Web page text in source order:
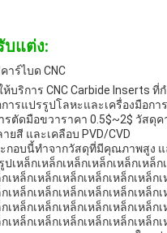
บแต่ง:
าร์ไบด CNC
ห้บริการ CNC Carbide Inserts
การแปรรูปโลหะและเครื่องมือกา
รตัดมือขวาราคา 0.5$~2$ วัสดุ
ายสี และเคลือบ PVD/CVD
กอบนี้ทําจากวัสดุที่มีคุณภาพสูง แ
ปเหล็กเหล็กเหล็กเหล็กเหล็กเหล็ก
เหล็กเหล็กเหล็กเหล็กเหล็กเหล็ก
เหล็กเหล็กเหล็กเหล็กเหล็กเหล็ก
เหล็กเหล็กเหล็กเหล็กเหล็กเหล็ก
เหล็กเหล็กเหล็กเหล็กเหล็กเหล็ก